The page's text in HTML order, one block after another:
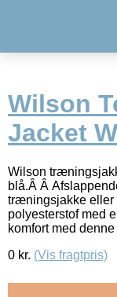
Wilson
Jacket
Wilson
blå.Â Â
træningsjakke eller
polyesterstof med
komfort med
0 kr. (Vis fragtpris)